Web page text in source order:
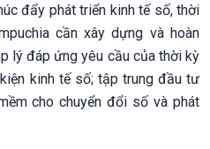
đẩy phát triển kinh tế số, thời
cần xây dựng và hoàn
lý đáp ứng yêu cầu của thời kỳ
kinh tế số; tập trung đầu tư
cho chuyển đổi số và phát